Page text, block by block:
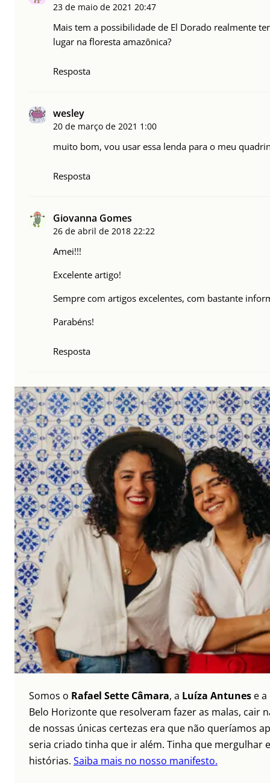
23 de maio de 2021 20:47
Mais tem a possibilidade de El Dorado realmente
lugar na floresta amazônica?
Resposta
wesley
20 de março de 2021 1:00
muito bom, vou usar essa lenda para o meu
Resposta
Giovanna Gomes
26 de abril de 2018 22:22
Amei!!!
Excelente artigo!
Sempre com artigos excelentes, com bastante
Parabéns!
Resposta
Somos o Rafael Sette Câmara, a Luíza Antunes e a
Belo Horizonte que resolveram fazer as malas, cair
de nossas únicas certezas era que não queríamos
seria criado tinha que ir além. Tinha que mergulhar
histórias. Saiba mais no nosso manifesto.